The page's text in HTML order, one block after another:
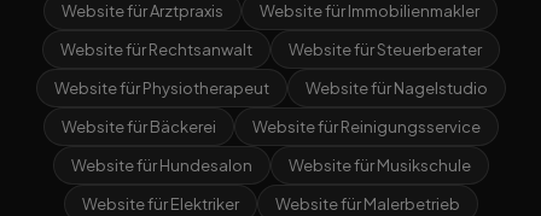
Website für Arztpraxis
Website für Immobilienmakler
Website für Rechtsanwalt
Website für Steuerberater
Website für Physiotherapeut
Website für Nagelstudio
Website für Bäckerei
Website für Reinigungsservice
Website für Hundesalon
Website für Musikschule
Website für Elektriker
Website für Malerbetrieb